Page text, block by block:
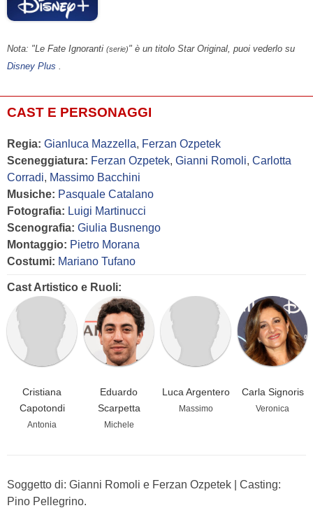
Nota: "Le Fate Ignoranti (serie)" è un titolo Star Original, puoi vederlo su
Disney Plus
CAST E PERSONAGGI
Regia: Gianluca Mazzella, Ferzan Ozpetek
Sceneggiatura: Ferzan Ozpetek, Gianni Romoli, Carlotta
Corradi, Massimo Bacchini
Musiche: Pasquale Catalano
Fotografia: Luigi Martinucci
Scenografia: Giulia Busnengo
Montaggio: Pietro Morana
Costumi: Mariano Tufano
Cast Artistico e Ruoli:
Cristiana
Capotondi
Antonia
Eduardo
Scarpetta
Michele
Luca Argentero
Massimo
Carla Signoris
Veronica
Soggetto di: Gianni Romoli e Ferzan Ozpetek | Casting:
Pino Pellegrino.